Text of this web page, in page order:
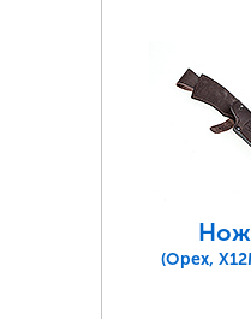
Нож
(Орех,